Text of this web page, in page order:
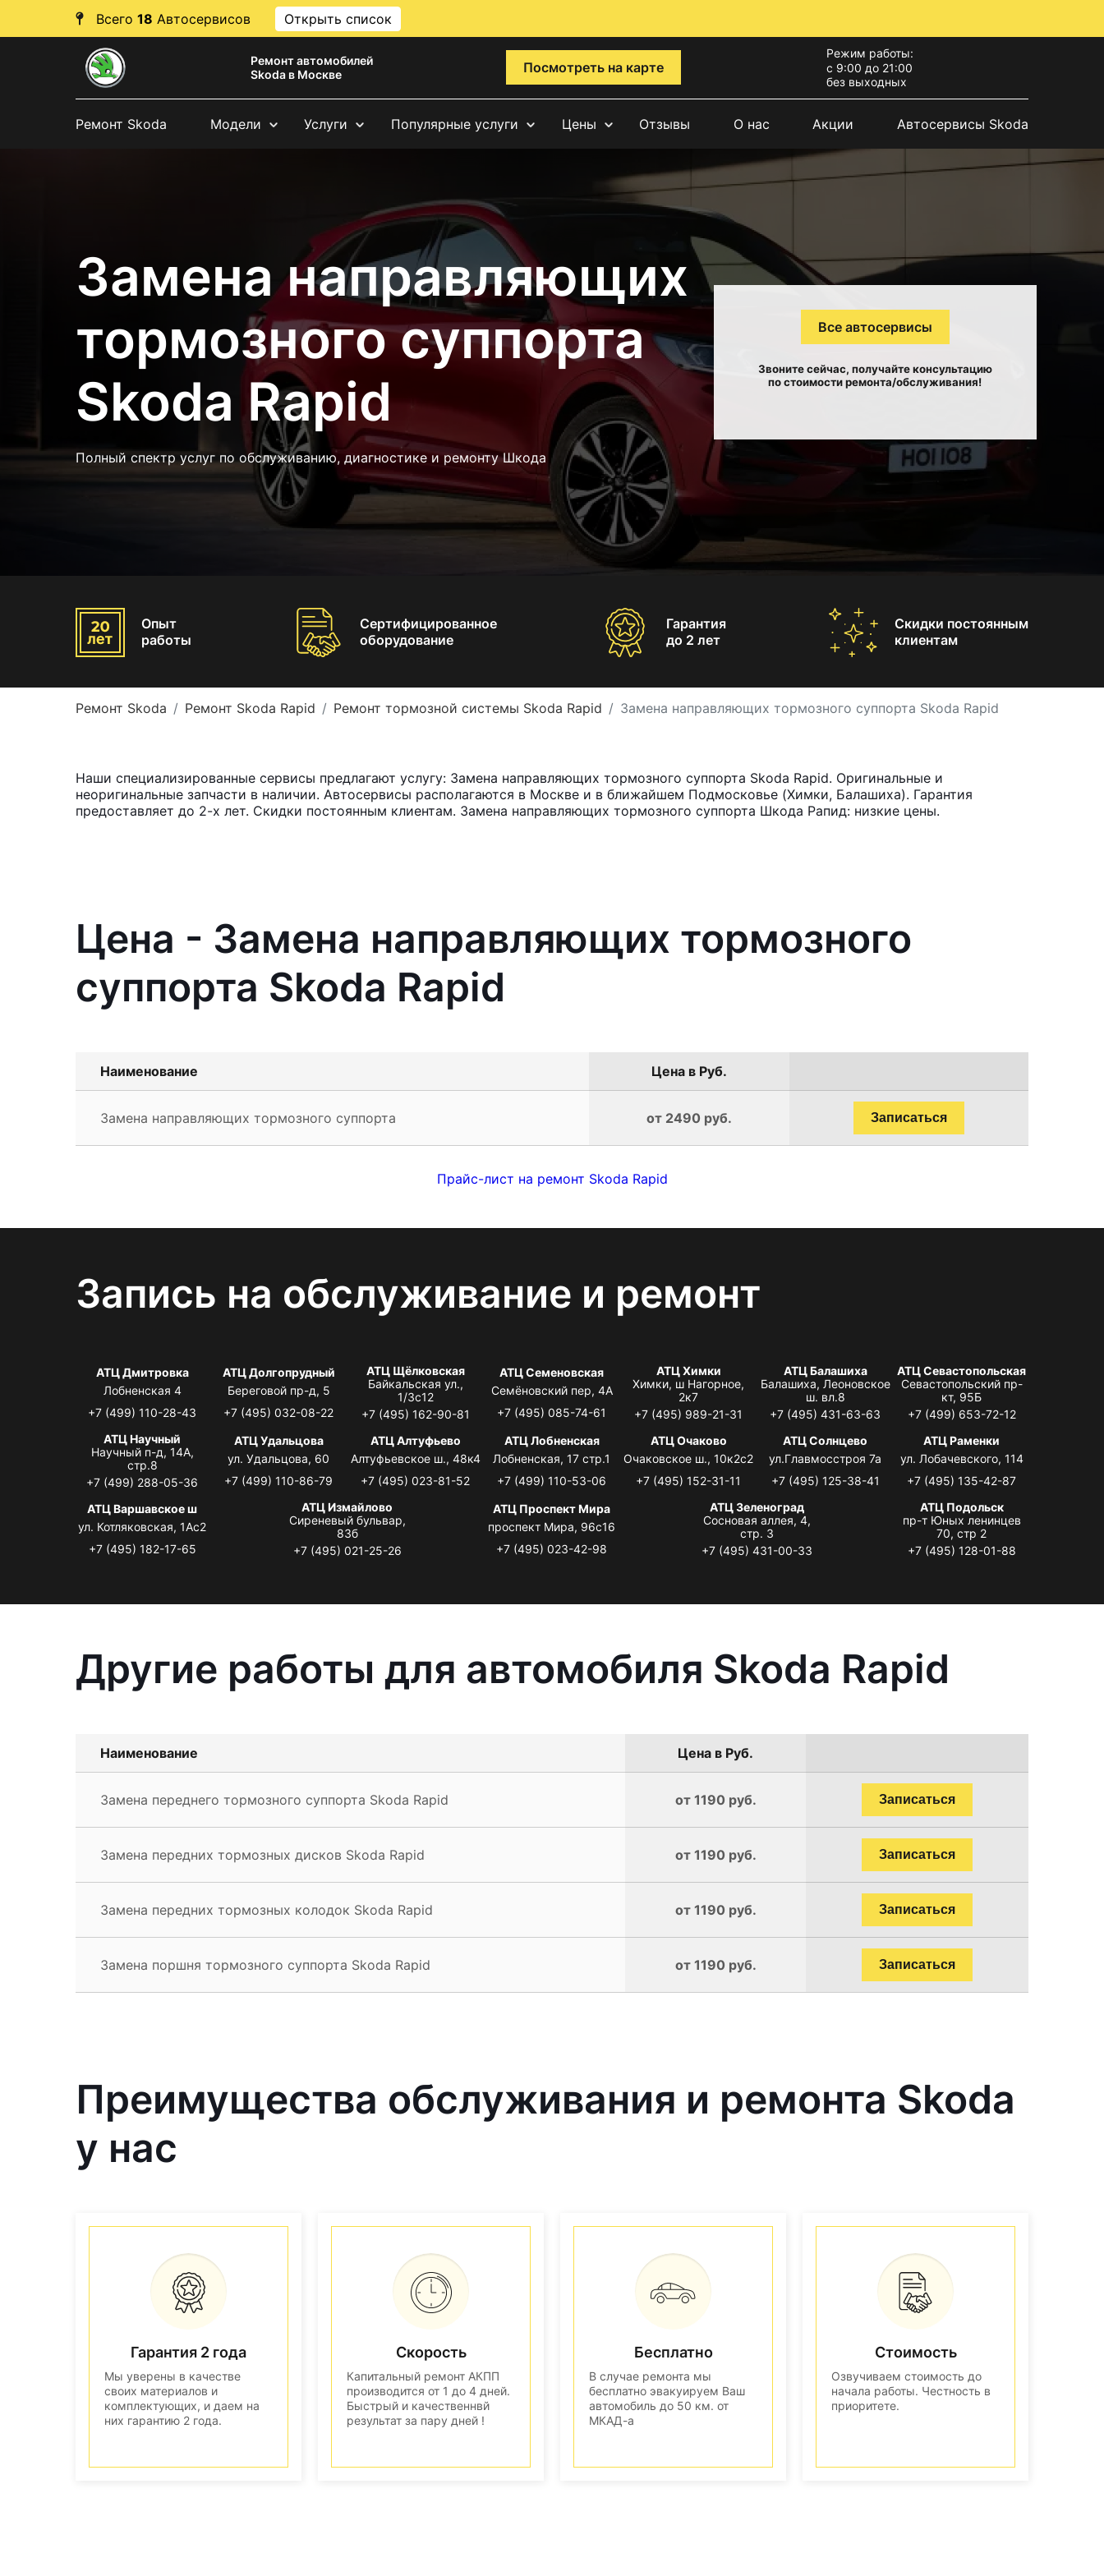
Всего 18 Автосервисов Открыть список
Ремонт автомобилей
Skoda в Москве
Посмотреть на карте
Режим работы:
с 9:00 до 21:00
без выходных
Ремонт Skoda Модели Услуги Популярные услуги Цены Отзывы О нас Акции Автосервисы Skoda
Замена направляющих
тормозного суппорта
Skoda Rapid
Полный спектр услуг по обслуживанию, диагностике и ремонту Шкода
Все автосервисы
Звоните сейчас, получайте консультацию
по стоимости ремонта/обслуживания!
Опыт
работы
Сертифицированное
оборудование
Гарантия
до 2 лет
Скидки постоянным
клиентам
Ремонт Skoda Ремонт Skoda Rapid Ремонт тормозной системы Skoda Rapid Замена направляющих тормозного суппорта Skoda Rapid
Наши специализированные сервисы предлагают услугу: Замена направляющих тормозного суппорта Skoda Rapid. Оригинальные и
неоригинальные запчасти в наличии. Автосервисы располагаются в Москве и в ближайшем Подмосковье (Химки, Балашиха). Гарантия
предоставляет до 2-х лет. Скидки постоянным клиентам. Замена направляющих тормозного суппорта Шкода Рапид: низкие цены.
Цена - Замена направляющих тормозного
суппорта Skoda Rapid
Наименование Цена в Руб.
Замена направляющих тормозного суппорта от 2490 руб. Записаться
Прайс-лист на ремонт Skoda Rapid
Запись на обслуживание и ремонт
АТЦ Дмитровка
Лобненская 4
+7 (499) 110-28-43
АТЦ Долгопрудный
Береговой пр-д, 5
+7 (495) 032-08-22
АТЦ Щёлковская
Байкальская ул.,
1/3с12
+7 (495) 162-90-81
АТЦ Семеновская
Семёновский пер, 4А
+7 (495) 085-74-61
АТЦ Химки
Химки, ш Нагорное,
2к7
+7 (495) 989-21-31
АТЦ Балашиха
Балашиха, Леоновское
ш. вл.8
+7 (495) 431-63-63
АТЦ Севастопольская
Севастопольский пр-
кт, 95Б
+7 (499) 653-72-12
АТЦ Научный
Научный п-д, 14А,
стр.8
+7 (499) 288-05-36
АТЦ Удальцова
ул. Удальцова, 60
+7 (499) 110-86-79
АТЦ Алтуфьево
Алтуфьевское ш., 48к4
+7 (495) 023-81-52
АТЦ Лобненская
Лобненская, 17 стр.1
+7 (499) 110-53-06
АТЦ Очаково
Очаковское ш., 10к2с2
+7 (495) 152-31-11
АТЦ Солнцево
ул.Главмосстроя 7а
+7 (495) 125-38-41
АТЦ Раменки
ул. Лобачевского, 114
+7 (495) 135-42-87
АТЦ Варшавское ш
ул. Котляковская, 1Ас2
+7 (495) 182-17-65
АТЦ Измайлово
Сиреневый бульвар,
83б
+7 (495) 021-25-26
АТЦ Проспект Мира
проспект Мира, 96с16
+7 (495) 023-42-98
АТЦ Зеленоград
Сосновая аллея, 4,
стр. 3
+7 (495) 431-00-33
АТЦ Подольск
пр-т Юных ленинцев
70, стр 2
+7 (495) 128-01-88
Другие работы для автомобиля Skoda Rapid
Наименование Цена в Руб.
Замена переднего тормозного суппорта Skoda Rapid от 1190 руб. Записаться
Замена передних тормозных дисков Skoda Rapid от 1190 руб. Записаться
Замена передних тормозных колодок Skoda Rapid от 1190 руб. Записаться
Замена поршня тормозного суппорта Skoda Rapid от 1190 руб. Записаться
Преимущества обслуживания и ремонта Skoda
у нас
Гарантия 2 года
Мы уверены в качестве
своих материалов и
комплектующих, и даем на
них гарантию 2 года.
Скорость
Капитальный ремонт АКПП
производится от 1 до 4 дней.
Быстрый и качественнвй
результат за пару дней !
Бесплатно
В случае ремонта мы
бесплатно эвакуируем Ваш
автомобиль до 50 км. от
МКАД-а
Стоимость
Озвучиваем стоимость до
начала работы. Честность в
приоритете.